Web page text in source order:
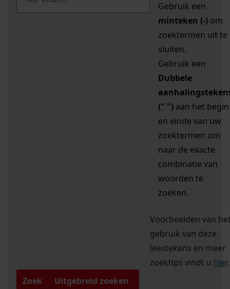
Gebruik een
minteken (-) om
zoektermen uit te
sluiten.
Gebruik een
Dubbele
(" ") aan het begin
en einde van uw
zoektermen om
naar de exacte
combinatie van
woorden te
zoeken.
Voorbeelden van
gebruik van deze
leestekens en meer
zoektips vindt u hier.
Zoek
Uitgebreid zoeken